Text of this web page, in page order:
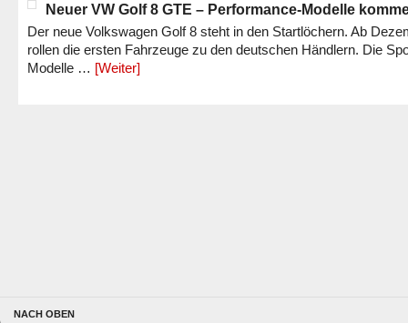
Neuer VW Golf 8 GTE – Performance-Modelle
Der neue Volkswagen Golf 8 steht in den Startlöchern. Ab
rollen die ersten Fahrzeuge zu den deutschen Händlern. Die
Modelle … [Weiter]
NACH OBEN